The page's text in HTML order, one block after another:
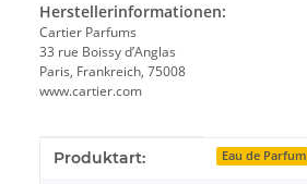
Herstellerinformationen:
Cartier Parfums
33 rue Boissy d’Anglas
Paris, Frankreich, 75008
www.cartier.com
Produkteigenschaft
Wert
Produktart: Eau de Parfum